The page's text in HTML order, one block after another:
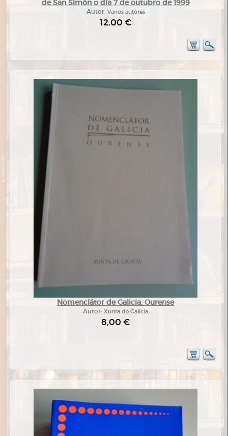
de San Simón o día 7 de outubro de 1999
Autor: Varios autores
12,00 €
Nomenclátor de Galicia. Ourense
Autor: Xunta de Galicia
8,00 €